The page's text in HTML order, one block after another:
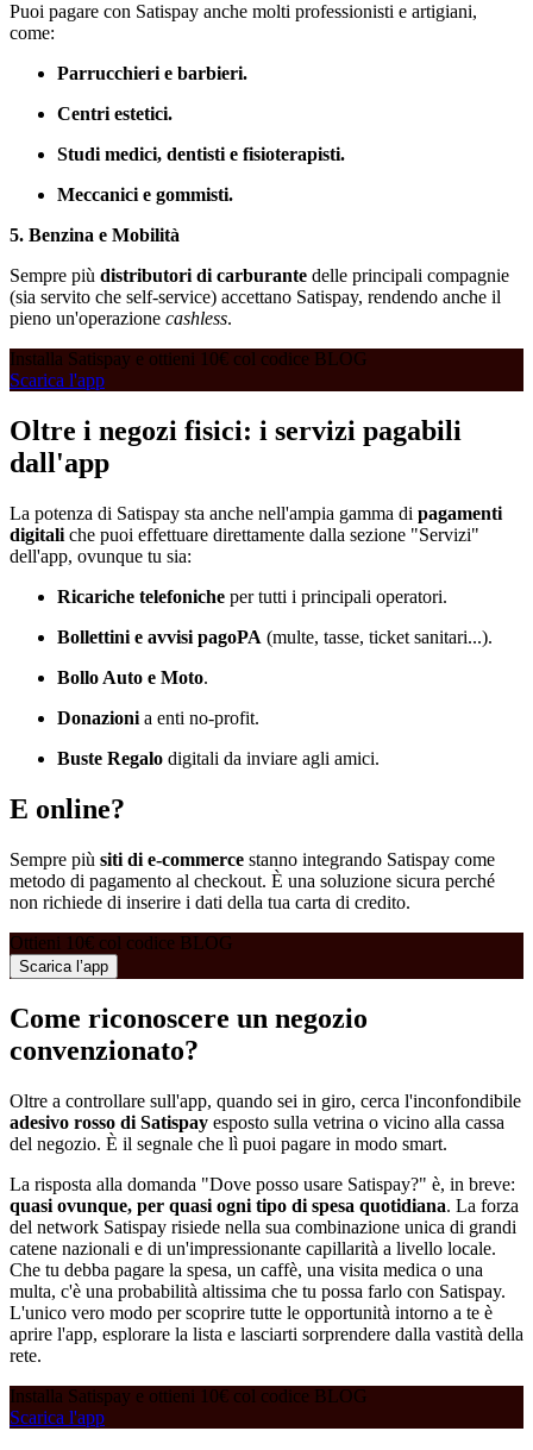
Puoi pagare con Satispay anche molti professionisti e artigiani,
come:
Parrucchieri e barbieri.
Centri estetici.
Studi medici, dentisti e fisioterapisti.
Meccanici e gommisti.
5. Benzina e Mobilità
Sempre più distributori di carburante delle principali compagnie
(sia servito che self-service) accettano Satispay, rendendo anche il
pieno un'operazione cashless.
Installa Satispay e ottieni 10€ col codice BLOG
Scarica l'app
Oltre i negozi fisici: i servizi pagabili
dall'app
La potenza di Satispay sta anche nell'ampia gamma di pagamenti
digitali che puoi effettuare direttamente dalla sezione "Servizi"
dell'app, ovunque tu sia:
Ricariche telefoniche per tutti i principali operatori.
Bollettini e avvisi pagoPA (multe, tasse, ticket sanitari...).
Bollo Auto e Moto.
Donazioni a enti no-profit.
Buste Regalo digitali da inviare agli amici.
E online?
Sempre più siti di e-commerce stanno integrando Satispay come
metodo di pagamento al checkout. È una soluzione sicura perché
non richiede di inserire i dati della tua carta di credito.
Ottieni 10€ col codice BLOG
Scarica l’app
Come riconoscere un negozio
convenzionato?
Oltre a controllare sull'app, quando sei in giro, cerca l'inconfondibile
adesivo rosso di Satispay esposto sulla vetrina o vicino alla cassa
del negozio. È il segnale che lì puoi pagare in modo smart.
La risposta alla domanda "Dove posso usare Satispay?" è, in breve:
quasi ovunque, per quasi ogni tipo di spesa quotidiana. La forza
del network Satispay risiede nella sua combinazione unica di grandi
catene nazionali e di un'impressionante capillarità a livello locale.
Che tu debba pagare la spesa, un caffè, una visita medica o una
multa, c'è una probabilità altissima che tu possa farlo con Satispay.
L'unico vero modo per scoprire tutte le opportunità intorno a te è
aprire l'app, esplorare la lista e lasciarti sorprendere dalla vastità della
rete.
Installa Satispay e ottieni 10€ col codice BLOG
Scarica l'app